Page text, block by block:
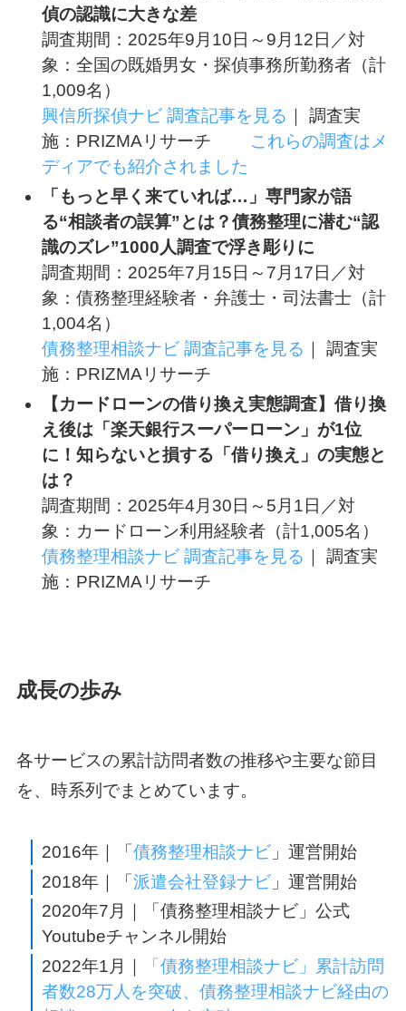
偵の認識に大きな差
調査期間：2025年9月10日～9月12日／対
象：全国の既婚男女・探偵事務所勤務者（計
1,009名）
興信所探偵ナビ 調査記事を見る
｜ 調査実
施：PRIZMAリサーチ これらの調査はメ
ディアでも紹介されました
「もっと早く来ていれば…」専門家が語
る“相談者の誤算”とは？債務整理に潜む“認
識のズレ”1000人調査で浮き彫りに
調査期間：2025年7月15日～7月17日／対
象：債務整理経験者・弁護士・司法書士（計
1,004名）
債務整理相談ナビ 調査記事を見る
｜ 調査実
施：PRIZMAリサーチ
【カードローンの借り換え実態調査】借り換
え後は「楽天銀行スーパーローン」が1位
に！知らないと損する「借り換え」の実態と
は？
調査期間：2025年4月30日～5月1日／対
象：カードローン利用経験者（計1,005名）
債務整理相談ナビ 調査記事を見る ｜ 調査実
施：PRIZMAリサーチ
成長の歩み
各サービスの累計訪問者数の推移や主要な節目
を、時系列でまとめています。
2016年｜「債務整理相談ナビ 」運営開始
2018年｜「派遣会社登録ナビ 」運営開始
2020年7月｜「債務整理相談ナビ」公式
Youtubeチャンネル開始
2022年1月｜
「債務整理相談ナビ」累計訪問
者数28万人を突破、債務整理相談ナビ経由の